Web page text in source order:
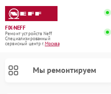
FIX-NEFF
Ремонт устройств Neff
Специализированный
cервисный центр г.Москва
Мы ремонтируем